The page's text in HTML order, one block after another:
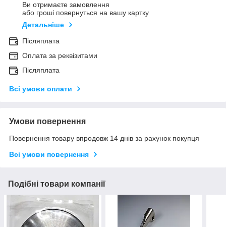
Ви отримаєте замовлення
або гроші повернуться на вашу картку
Детальніше
Післяплата
Оплата за реквізитами
Післяплата
Всі умови оплати
Умови повернення
Повернення товару впродовж 14 днів за рахунок покупця
Всі умови повернення
Подібні товари компанії